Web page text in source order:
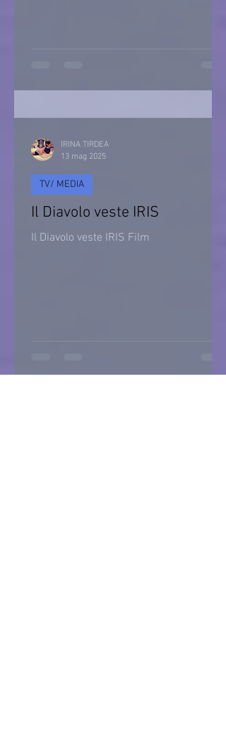
Il Diavolo veste IRIS
Il Diavolo veste IRIS Film
TV/ MEDIA
IRINA TIRDEA
13 mag 2025